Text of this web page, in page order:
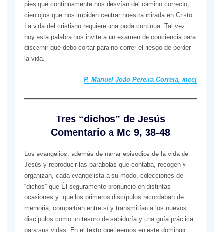
pies que continuamente nos desvían del camino correcto,
cien ojos que nos impiden centrar nuestra mirada en Cristo.
La vida del cristiano requiere una poda continua. Tal vez
hoy esta palabra nos invite a un examen de conciencia para
discernir qué debo cortar para no correr el riesgo de perder
la vida.
P. Manuel João Pereira Correia, mccj
Tres “dichos” de Jesús
Comentario a Mc 9, 38-48
Los evangelios, además de narrar episodios de la vida de
Jesús y reproducir las parábolas que contaba, recogen y
organizan, cada evangelista a su modo, colecciones de
“dichos” que Él seguramente pronunció en distintas
ocasiones y que los primeros discípulos recordaban de
memoria, compartían entre sí y transmitían a los nuevos
discípulos como un tesoro de sabiduría y una guía práctica
para sus vidas. En el texto que leemos en este domingo